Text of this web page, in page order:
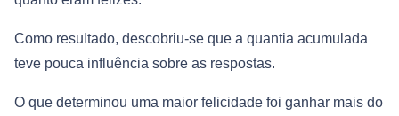
Como resultado, descobriu-se que a quantia acumulada
teve pouca influência sobre as respostas.
O que determinou uma maior felicidade foi ganhar mais do